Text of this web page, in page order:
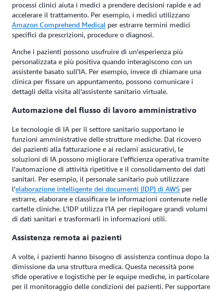
processi clinici aiuta i medici a prendere decisioni rapide e ad
accelerare il trattamento. Per esempio, i medici utilizzano
Amazon Comprehend Medical per estrarre termini medici
specifici da prescrizioni, procedure o diagnosi.
Anche i pazienti possono usufruire di un’esperienza più
personalizzata e più positiva quando interagiscono con un
assistente basato sull’IA. Per esempio, invece di chiamare una
clinica per fissare un appuntamento, possono comunicare i
dettagli della visita all’assistente sanitario virtuale.
Automazione del flusso di lavoro amministrativo
Le tecnologie di IA per il settore sanitario supportano le
funzioni amministrative delle strutture mediche. Dal ricovero
dei pazienti alla fatturazione e ai reclami assicurativi, le
soluzioni di IA possono migliorare l’efficienza operativa tramite
l’automazione di attività ripetitive e il consolidamento dei dati
sanitari. Per esempio, il personale sanitario può utilizzare
l’elaborazione intelligente dei documenti (IDP) di AWS per
estrarre, elaborare e classificare le informazioni contenute nelle
cartelle cliniche. L’IDP utilizza l’IA per riepilogare grandi volumi
di dati sanitari e trasformarli in informazioni utili.
Assistenza remota ai pazienti
A volte, i pazienti hanno bisogno di assistenza continua dopo la
dimissione da una struttura medica. Questa necessità pone
sfide operative e logistiche per le equipe mediche, in particolare
per il monitoraggio delle condizioni dei pazienti. Per supportare